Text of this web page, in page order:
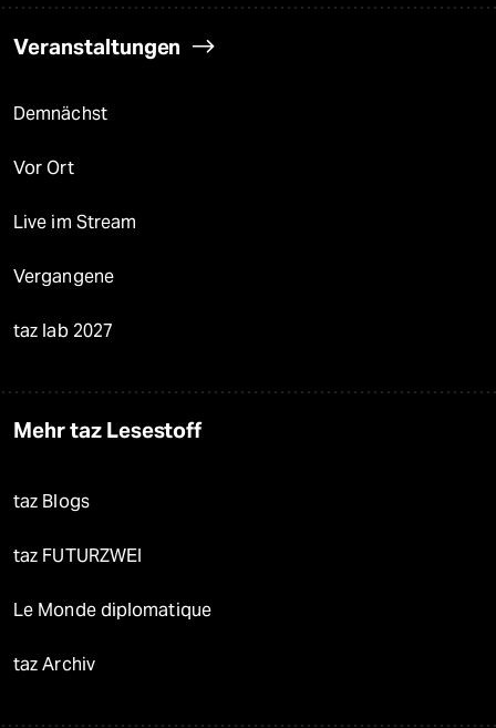
Veranstaltungen
Demnächst
Vor Ort
Live im Stream
Vergangene
taz lab 2027
Mehr taz Lesestoff
taz Blogs
taz FUTURZWEI
Le Monde diplomatique
taz Archiv